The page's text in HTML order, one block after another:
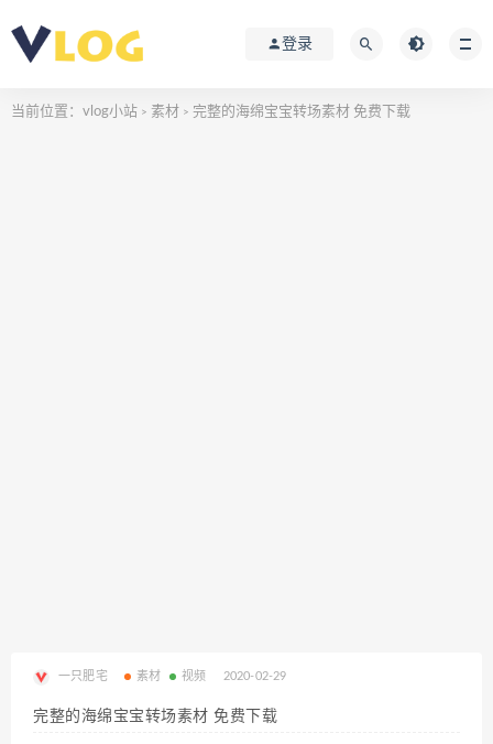
登录
当前位置： vlog小站 > 素材 > 完整的海绵宝宝转场素材 免费下载
一只肥宅 素材 视频 2020-02-29
完整的海绵宝宝转场素材 免费下载